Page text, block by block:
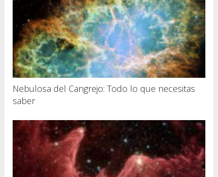
Nebulosa del Cangrejo: Todo lo que necesitas
saber